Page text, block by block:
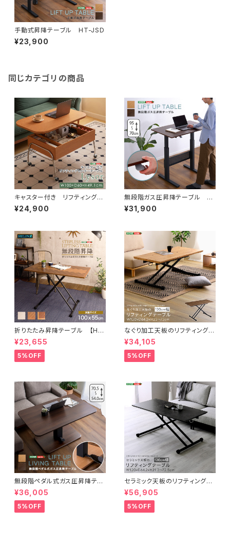
手動式昇降テーブル HT-JSD
¥23,900
同じカテゴリの商品
キャスター付き リフティングセ
ンターテーブル 【Lysor-リソ
ル-】 SH-LI-100003
¥24,900
無段階ガス圧昇降テーブル H
T-JGD
¥31,900
折りたたみ昇降テーブル 【HE
LINZ-ヘリンズ-】 SH-05-19
242
¥23,655
5%OFF
なぐり加工天板のリフティングテ
ーブル 120cm幅 SH-23-
UDN120
¥34,105
5%OFF
無段階ペダル式ガス圧昇降テー
ブル HT-GIT
¥36,005
5%OFF
セラミック天板のリフティングテ
ーブル 120cm幅 SH-23-
UDC120
¥56,905
5%OFF